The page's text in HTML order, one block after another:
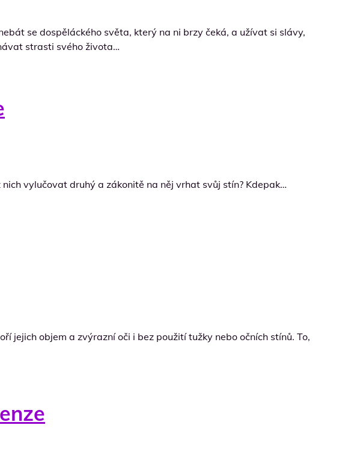
se dospěláckého světa, který na ni brzy čeká, a užívat si slávy,
strasti svého života…
vylučovat druhý a zákonitě na něj vrhat svůj stín? Kdepak…
jejich objem a zvýrazní oči i bez použití tužky nebo očních stínů. To,